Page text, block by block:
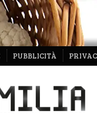
PUBBLICITÀ